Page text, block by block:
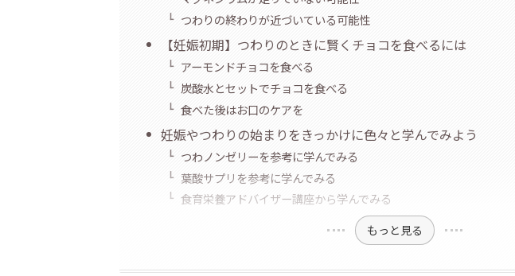
つわりの終わりが近づいている可能性
【妊娠初期】つわりのときに賢くチョコを食べるには
アーモンドチョコを食べる
炭酸水とセットでチョコを食べる
食べた後はお口のケアを
妊娠やつわりの始まりをきっかけに色々と学んでみよう
つわノンゼリーを参考に学んでみる
葉酸サプリを参考に学んでみる
食育栄養アドバイザー講座から学んでみる
もっと見る